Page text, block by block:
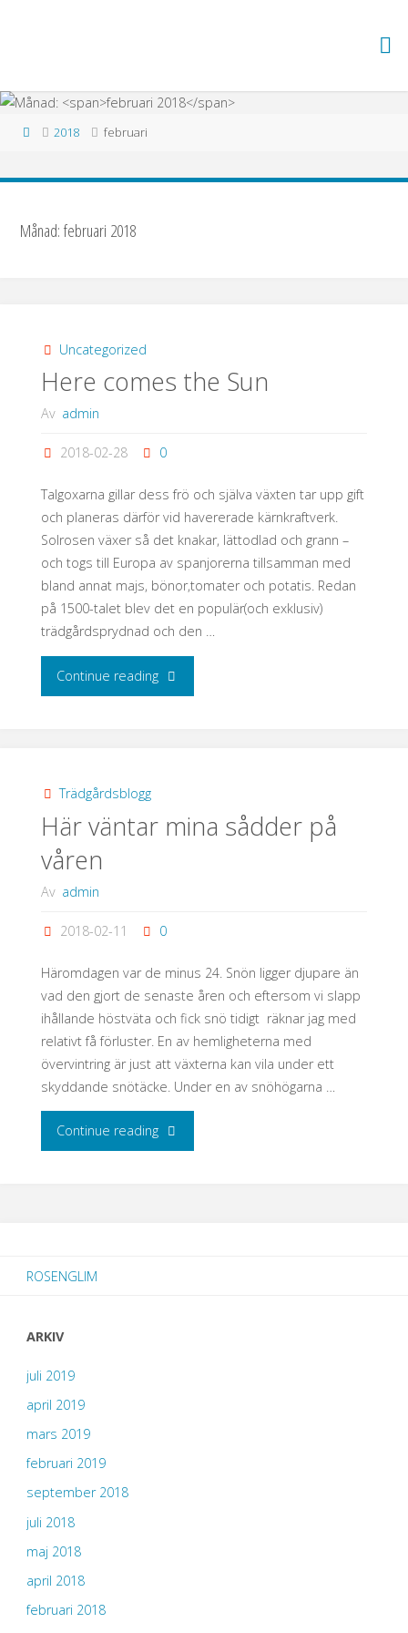
I ZON 5
Hem2018 februari
Månad:februari 2018
Uncategorized
Here comes the Sun
Av admin
2018-02-28 0
Talgoxarna gillar dess frö och själva växten tar upp gift
och planeras därför vid havererade kärnkraftverk.
Solrosen växer så det knakar, lättodlad och grann –
och togs till Europa av spanjorerna tillsamman med
bland annat majs, bönor,tomater och potatis. Redan
på 1500-talet blev det en populär(och exklusiv)
trädgårdsprydnad och den …
Continue reading"Here
Trädgårdsblogg
Här väntar mina sådder på
våren
Av admin
2018-02-11 0
Häromdagen var de minus 24. Snön ligger djupare än
vad den gjort de senaste åren och eftersom vi slapp
ihållande höstväta och fick snö tidigt räknar jag med
relativt få förluster. En av hemligheterna med
övervintring är just att växterna kan vila under ett
skyddande snötäcke. Under en av snöhögarna …
Continue reading"Här
ROSENGLIM
ARKIV
juli 2019
april 2019
mars 2019
februari 2019
september 2018
juli 2018
maj 2018
april 2018
februari 2018